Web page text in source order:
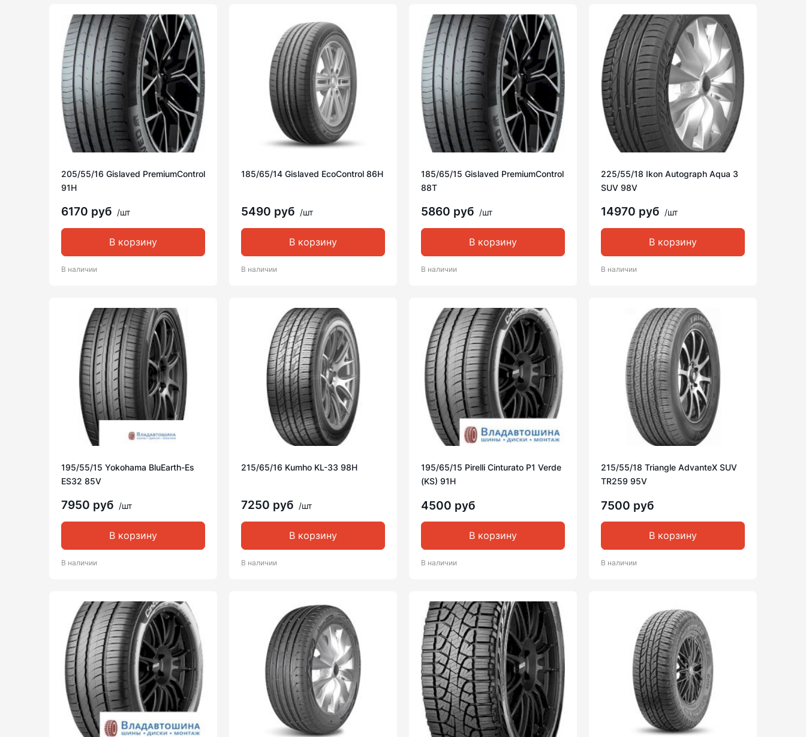
205/55/16 Gislaved PremiumControl
91H
6170 руб /шт
В корзину
В наличии
185/65/14 Gislaved EcoControl 86H
5490 руб /шт
В корзину
В наличии
185/65/15 Gislaved PremiumControl
88T
5860 руб /шт
В корзину
В наличии
225/55/18 Ikon Autograph Aqua 3
SUV 98V
14970 руб /шт
В корзину
В наличии
195/55/15 Yokohama BluEarth-Es
ES32 85V
7950 руб /шт
В корзину
В наличии
215/65/16 Kumho KL-33 98H
7250 руб /шт
В корзину
В наличии
195/65/15 Pirelli Cinturato P1 Verde
(KS) 91H
4500 руб
В корзину
В наличии
215/55/18 Triangle AdvanteX SUV
TR259 95V
7500 руб
В корзину
В наличии